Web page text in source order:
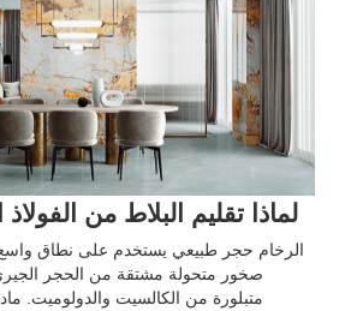
لماذا تقليم البلاط من
الرخام حجر طبيعي يستخدم على نطاق واسع
صخور متحولة مشتقة من الحجر
متبلورة من الكالسيت والدولوميت. مادة